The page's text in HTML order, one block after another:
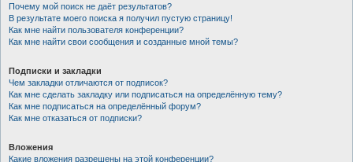
Почему мой поиск не даёт результатов?
В результате моего поиска я получил пустую страницу!
Как мне найти пользователя конференции?
Как мне найти свои сообщения и созданные мной темы?
Подписки и закладки
Чем закладки отличаются от подписок?
Как мне сделать закладку или подписаться на определённую тему?
Как мне подписаться на определённый форум?
Как мне отказаться от подписки?
Вложения
Какие вложения разрешены на этой конференции?